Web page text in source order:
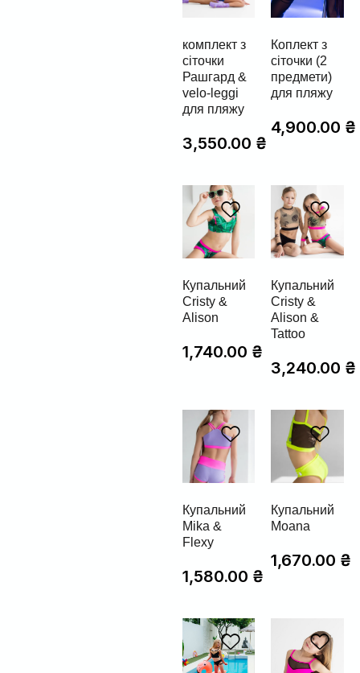
комплект з
сіточки
Рашгард &
velo-leggi
для пляжу
3,550.00 ₴
Коплект з
сіточки (2
предмети)
для пляжу
4,900.00 ₴
Купальний
Cristy &
Alison
1,740.00 ₴
Купальний
Cristy &
Alison &
Tattoo
3,240.00 ₴
Купальний
Mika &
Flexy
1,580.00 ₴
Купальний
Moana
1,670.00 ₴